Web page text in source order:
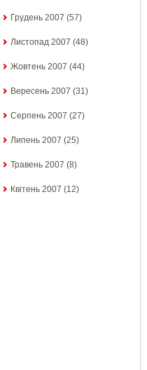
Грудень 2007 (57)
Листопад 2007 (48)
Жовтень 2007 (44)
Вересень 2007 (31)
Серпень 2007 (27)
Липень 2007 (25)
Травень 2007 (8)
Квітень 2007 (12)